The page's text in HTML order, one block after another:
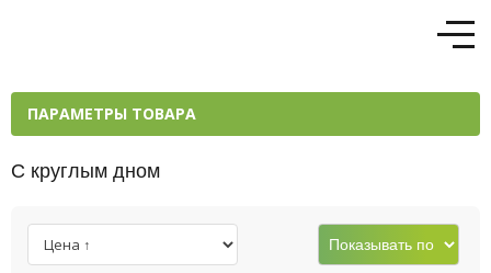
ПАРАМЕТРЫ ТОВАРА
Искать по артикулу
С круглым дном